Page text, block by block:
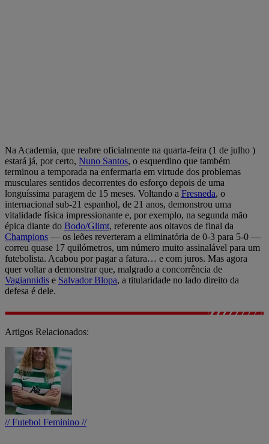
Na Academia, que reabre oficialmente na quarta-feira (1 de julho )
estará já, por certo, Nuno Santos, o esquerdino que também
terminou a temporada na enfermaria em virtude dos problemas
musculares sentidos decorrentes do esforço depois de uma
longuíssima paragem de 15 meses. Voltando a Fresneda, o
internacional sub-21 espanhol, de 21 anos, demonstrou uma
vitalidade física impressionante e, por exemplo, na segunda mão
épica diante do Bodo/Glimt, referente aos oitavos de final da
Champions — os leões reverteram a eliminatória de 0-3 para 5-0 —
correu quase 17 quilómetros, um número muito assinalável para um
futebolista. Acabou por pagar a fatura… e com juros. Mas agora
quer voltar a demonstrar que, malgrado a concorrência de
Vagiannidis e Salvador Blopa, a titularidade no lado direito da
defesa é dele.
Artigos Relacionados:
// Futebol Feminino //